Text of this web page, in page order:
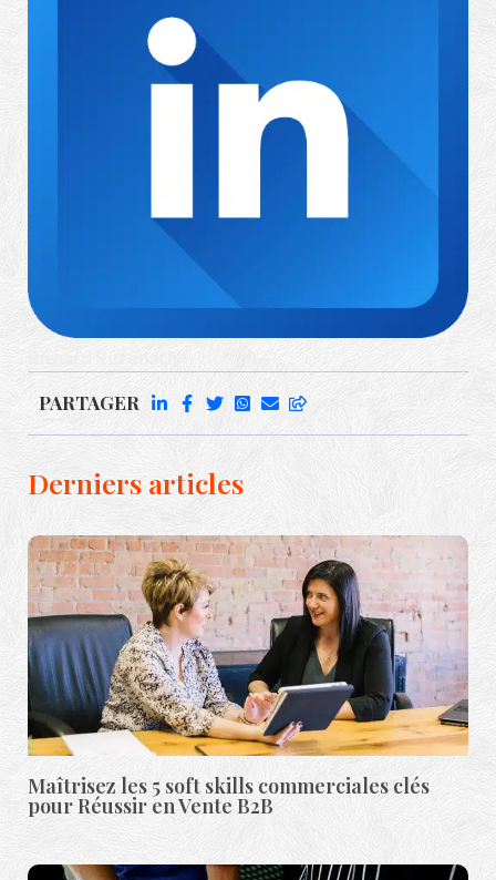
PARTAGER
Derniers articles
Maîtrisez les 5 soft skills commerciales clés
pour Réussir en Vente B2B